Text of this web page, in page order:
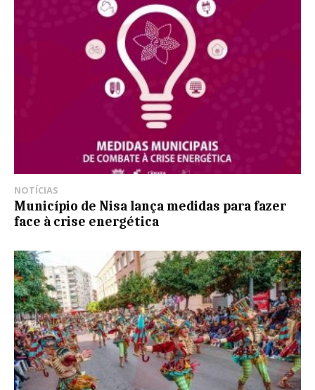
NOTÍCIAS
Município de Nisa lança medidas para fazer
face à crise energética